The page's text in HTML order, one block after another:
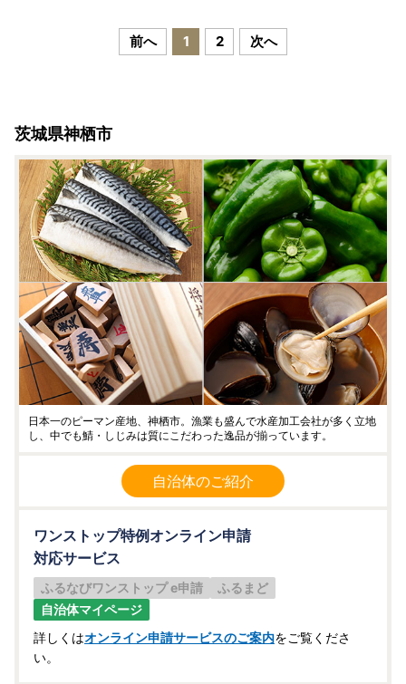
前へ 1 2 次へ
茨城県神栖市
日本一のピーマン産地、神栖市。漁業も盛んで水産加工会社が多く立地
し、中でも鯖・しじみは質にこだわった逸品が揃っています。
自治体のご紹介
ワンストップ特例オンライン申請
対応サービス
ふるなびワンストップ e申請
ふるまど
自治体マイページ
詳しくはオンライン申請サービスのご案内をご覧くださ
い。